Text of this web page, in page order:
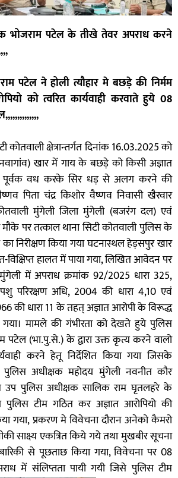
भोजराम पटेल के तीखे तेवर अपराध करने
पटेल ने होली त्यौहार मे बछड़े की निर्मम
को त्वरित कार्यवाही करवाते हुये 08
कोतवाली क्षेत्रान्तर्गत दिनांक 16.03.2025 को
खार में गाय के बछड़े को किसी अज्ञात
पूर्वक वध करके सिर धड़ से अलग करने की
पिता चंद्र किशोर वैष्णव निवासी खैरवार
मुंगेली जिला मुंगेली (बजरंग दल) एवं
मौके पर तत्काल थाना सिटी कोतवाली पुलिस के
का निरीक्षण किया गया घटनास्थल हेड़सपुर खार
हालत में पाया गया, लिखित आवेदन पर
में अपराध क्रमांक 92/2025 धारा 325,
परिरक्षण अधि, 2004 की धारा 4,10 एवं
की धारा 11 के तहत् अज्ञात आरोपी के विरूद्ध
गया। मामले की गंभीरता को देखते हुये पुलिस
पटेल (भा.पु.से.) के द्वारा उक्त कृत्य करने वालो
करने हेतू निर्देशित किया गया जिसके
पुलिस अधीक्षक महोदय मुंगेली नवनीत कौर
उप पुलिस अधीक्षक सालिक राम घृतलहरे के
टीम गठित कर अज्ञात आरोपियो की
गया, प्रकरण मे विवेचना दौरान अनेको कैमरो
साक्ष्य एकत्रित किये गये तथा मुखबीर सूचना
से पूछताछ किया गया, विवेचना पर 08
में संलिप्तता पायी गयी जिसे पुलिस टीम